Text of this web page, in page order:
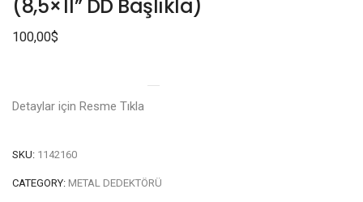
(8,5×11” DD Başlıkla)
100,00$
Detaylar için Resme Tıkla
SKU: 1142160
CATEGORY: METAL DEDEKTÖRÜ